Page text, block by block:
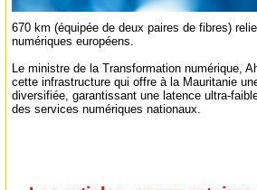
670 km (équipée de deux paires de fibres)
numériques européens.
Le ministre de la Transformation numérique,
cette infrastructure qui offre à la Mauritanie
diversifiée, garantissant une latence ultra-
des services numériques nationaux.